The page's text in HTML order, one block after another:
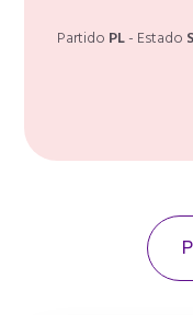
Partido PL- Estado